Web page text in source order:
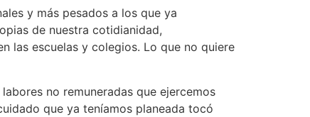
y más pesados a los que ya
de nuestra cotidianidad,
las escuelas y colegios. Lo que no quiere
no remuneradas que ejercemos
que ya teníamos planeada tocó